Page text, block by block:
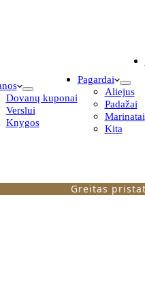
Dovanų kuponai
Verslui
Knygos
Pagardai
Aliejus
Padažai
Marinatai
Kita
Greitas pristatymas